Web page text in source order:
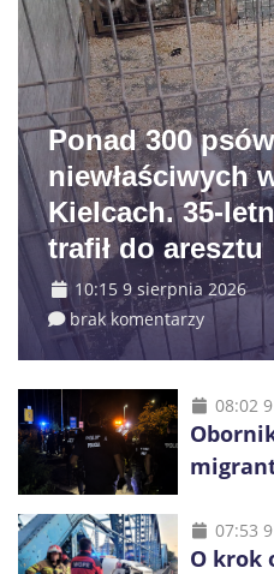
Ponad 300
niewłaściwych
Kielcach. 35-
trafił do aresztu
10:15 9 sierpnia 2026
brak komentarzy
08:02
07:53
O krok